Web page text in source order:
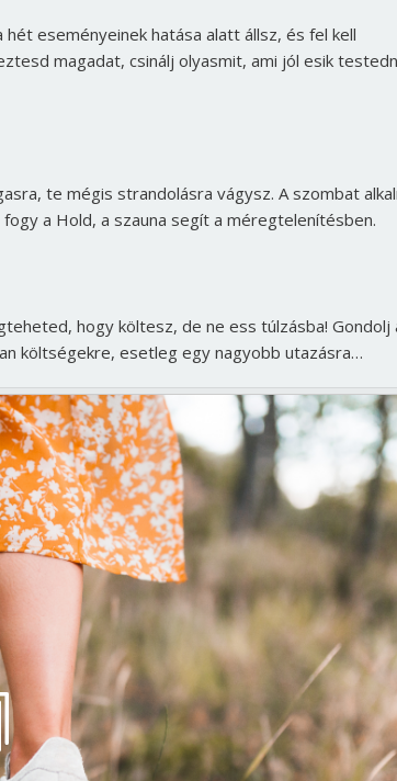
eseményeinek hatása alatt állsz, és fel kell
magadat, csinálj olyasmit, ami jól esik
te mégis strandolásra vágysz. A szombat
a Hold, a szauna segít a méregtelenítésben.
hogy költesz, de ne ess túlzásba! Gondolj
költségekre, esetleg egy nagyobb utazásra…